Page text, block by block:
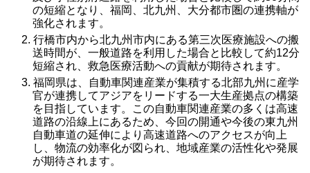
の短縮となり、福岡、北九州、大分都市圏の連携軸が
強化されます。
行橋市内から北九州市内にある第三次医療施設への搬
送時間が、一般道路を利用した場合と比較して約12分
短縮され、救急医療活動への貢献が期待されます。
福岡県は、自動車関連産業が集積する北部九州に産学
官が連携してアジアをリードする一大生産拠点の構築
を目指しています。この自動車関連産業の多くは高速
道路の沿線上にあるため、今回の開通や今後の東九州
自動車道の延伸により高速道路へのアクセスが向上
し、物流の効率化が図られ、地域産業の活性化や発展
が期待されます。